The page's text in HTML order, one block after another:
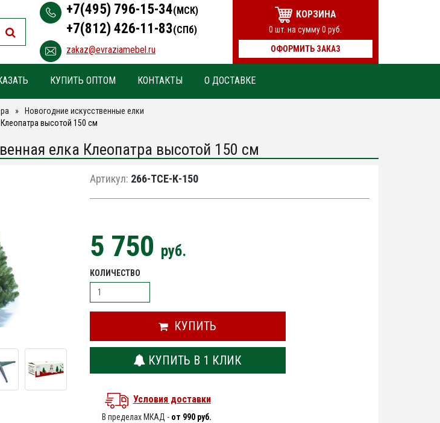
+7(495) 796-15-34(МСК)
+7(812) 426-11-83(СПб)
zakaz@evraziamebel.ru
КОРЗИНА
0 шт. на сумму0 руб.
ОФОРМИТЬ ЗАКАЗ
КУПИТЬ ОПТОМ КОНТАКТЫ О ДОСТАВКЕ
Новогодние искусственные елки
высотой 150 см
елка Клеопатра высотой 150 см
Артикул: 266-TCE-К-150
5 750 руб.
КОЛИЧЕСТВО
КУПИТЬ
КУПИТЬ В 1 КЛИК
Условия доставки
В пределах МКАД - от 990 руб.